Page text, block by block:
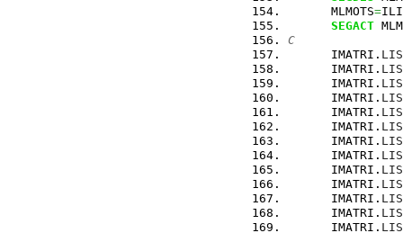
      MLMOTS
=
SEGACT
C
      IMATRI.
      IMATRI.
      IMATRI.
      IMATRI.
      IMATRI.
      IMATRI.
      IMATRI.
      IMATRI.
      IMATRI.
      IMATRI.
      IMATRI.
      IMATRI.
      IMATRI.